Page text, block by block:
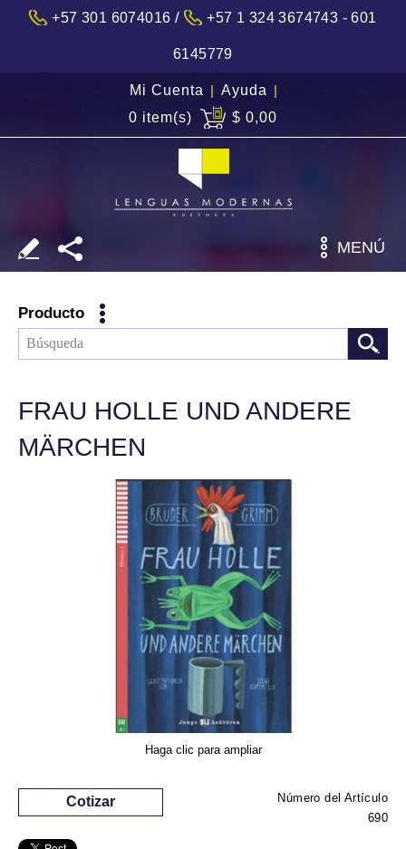
+57 301 6074016 / +57 1 324 3674743 - 601
6145779
Mi Cuenta | Ayuda |
0 item(s)
$ 0,00
MENÚ
Producto
FRAU HOLLE UND ANDERE
MÄRCHEN
Haga clic para ampliar
Número del Artículo
690
Cotizar